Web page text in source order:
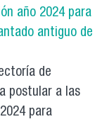
año 2024 para
antiguo de
de
postular a las
para